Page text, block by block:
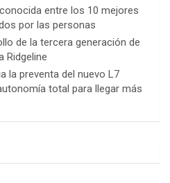
entre los 10 mejores
por las personas
de la tercera generación de
Ridgeline
la preventa del nuevo L7
total para llegar más